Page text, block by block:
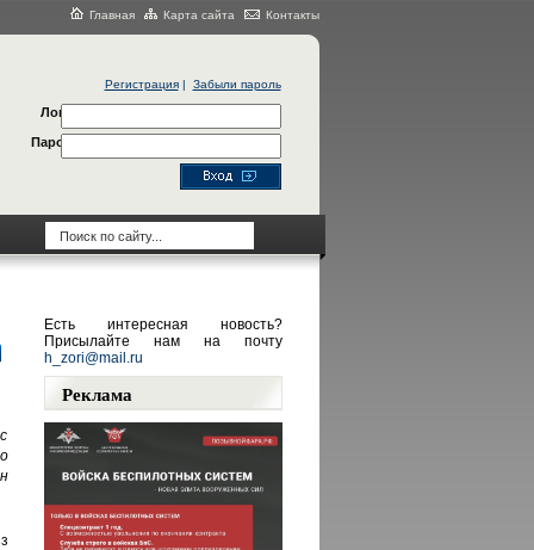
Главная Карта сайта Контакты
Регистрация| Забыли пароль
Логин
Пароль
Есть интересная новость?
Присылайте нам на почту
h_zori@mail.ru
Реклама